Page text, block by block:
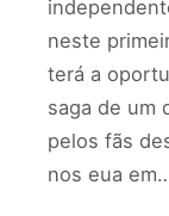
neste
terá a
saga de um
pelos fãs
nos eua